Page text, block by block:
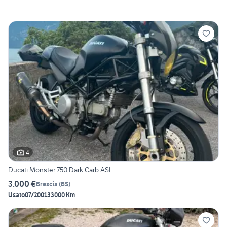
4
Ducati Monster 750 Dark Carb ASI
3.000 €Brescia (BS)
Usato07/200133000 Km